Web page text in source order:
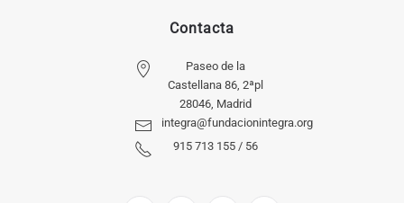
Contacta
Paseo de la
Castellana 86, 2ªpl
28046, Madrid
integra@fundacionintegra.org
915 713 155 / 56